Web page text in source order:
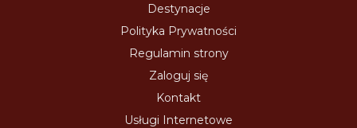
Destynacje
Polityka Prywatności
Regulamin strony
Zaloguj się
Kontakt
Usługi Internetowe